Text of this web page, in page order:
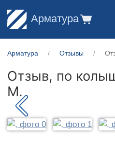
Арматура
Арматура Отзывы
Отзыв, по
М.